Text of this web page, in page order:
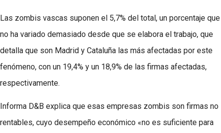
Las zombis vascas suponen el 5,7% del total, un porcentaje que
no ha variado demasiado desde que se elabora el trabajo, que
detalla que son Madrid y Cataluña las más afectadas por este
fenómeno, con un 19,4% y un 18,9% de las firmas afectadas,
respectivamente.
Informa D&B explica que esas empresas zombis son firmas no
rentables, cuyo desempeño económico «no es suficiente para